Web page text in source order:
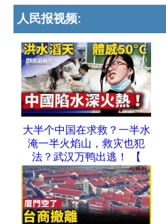
人民报视频:
大半个中国在求救？一半水
淹一半火焰山，救灾也犯
法？武汉万鸭出逃！ 【